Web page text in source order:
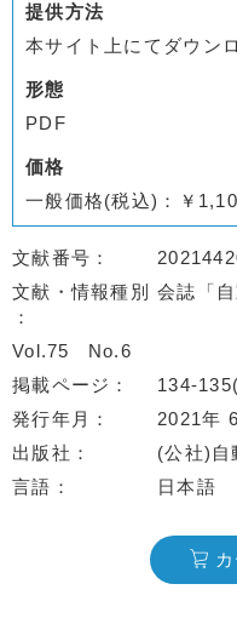
提供方法
本サイト上にてダウン
形態
PDF
価格
一般価格(税込)：￥
文献番号
文献・情報種別
会誌「自
Vol.75
No.6
掲載ページ
134-
発行年月
2021年
出版社
(公社)自
言語
日本語